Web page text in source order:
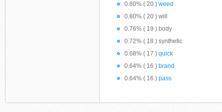
0.80% ( 20 ) weed
0.80% ( 20 ) will
0.76% ( 19 ) body
0.72% ( 18 ) synthetic
0.68% ( 17 ) quick
0.64% ( 16 ) brand
0.64% ( 16 ) pass